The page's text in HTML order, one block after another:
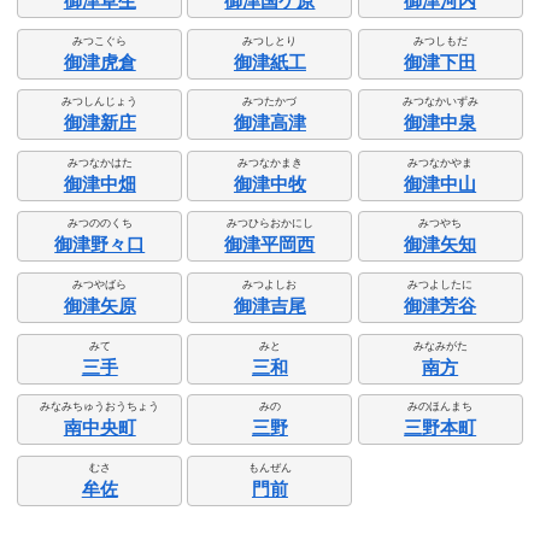
みつこぐら
御津虎倉
みつしとり
御津紙工
みつしもだ
御津下田
みつしんじょう
御津新庄
みつたかづ
御津高津
みつなかいずみ
御津中泉
みつなかはた
御津中畑
みつなかまき
御津中牧
みつなかやま
御津中山
みつののくち
御津野々口
みつひらおかにし
御津平岡西
みつやち
御津矢知
みつやばら
御津矢原
みつよしお
御津吉尾
みつよしたに
御津芳谷
みて
三手
みと
三和
みなみがた
南方
みなみちゅうおうちょう
南中央町
みの
三野
みのほんまち
三野本町
むさ
牟佐
もんぜん
門前